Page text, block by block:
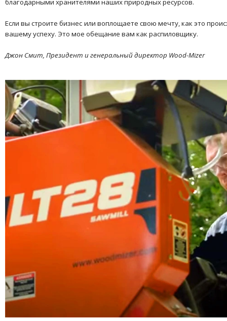
благодарными хранителями наших природных ресурсов.
Если вы строите бизнес или воплощаете свою мечту, как это
вашему успеху. Это мое обещание вам как распиловщику.
Джон Смит, Президент и генеральный директор Wood-Mizer